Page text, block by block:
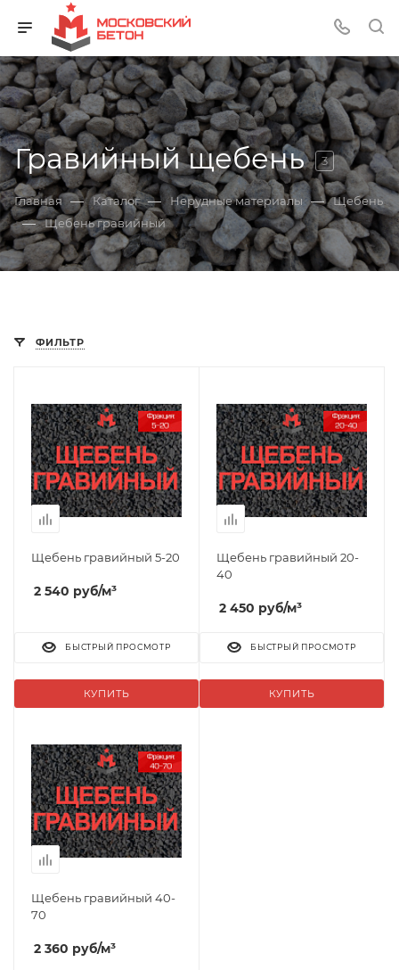
Гравийный щебень 3
Главная — Каталог — Нерудные материалы — Щебень
— Щебень гравийный
ФИЛЬТР
Щебень гравийный 5-20
2 540 руб/м³
КУПИТЬ
БЫСТРЫЙ ПРОСМОТР
Щебень гравийный 20-
40
2 450 руб/м³
КУПИТЬ
БЫСТРЫЙ ПРОСМОТР
Щебень гравийный 40-
70
2 360 руб/м³